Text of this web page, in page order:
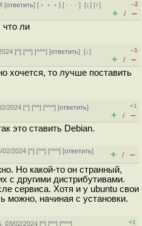
[ответить] [ ﹢﹢﹢] [ · · ·][↓] [↑]
–2
+ / –
что ли
[^] [^^] [^^^] [ответить][↓]
–1
+ / –
хочется, то лучше поставить
2024 [^] [^^] [^^^] [ответить]
+1
+ / –
это ставить Debian.
02/2024 [^] [^^] [^^^] [ответить]
+ / –
Но какой-то он странный,
с другими дистрибутивами.
сервиса. Хотя и у ubuntu свои
можно, начиная с установки.
03/02/2024 [^] [^^] [^^^]
+1